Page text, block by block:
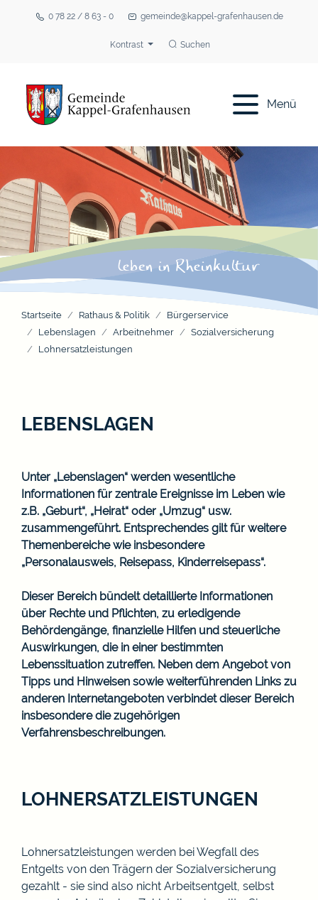
0 78 22 / 8 63 - 0 gemeinde@kappel-grafenhausen.de
Kontrast Suchen
Menü
Startseite Rathaus & Politik
Bürgerservice
Lebenslagen
Arbeitnehmer
Sozialversicherung
Lohnersatzleistungen
LEBENSLAGEN
Unter „Lebenslagen“ werden wesentliche
Informationen für zentrale Ereignisse im Leben wie
z.B. „Geburt“, „Heirat“ oder „Umzug“ usw.
zusammengeführt. Entsprechendes gilt für weitere
Themenbereiche wie insbesondere
„Personalausweis, Reisepass, Kinderreisepass“.
Dieser Bereich bündelt detaillierte Informationen
über Rechte und Pflichten, zu erledigende
Behördengänge, finanzielle Hilfen und steuerliche
Auswirkungen, die in einer bestimmten
Lebenssituation zutreffen. Neben dem Angebot von
Tipps und Hinweisen sowie weiterführenden Links zu
anderen Internetangeboten verbindet dieser Bereich
insbesondere die zugehörigen
Verfahrensbeschreibungen.
LOHNERSATZLEISTUNGEN
Lohnersatzleistungen werden bei Wegfall des
Entgelts von den Trägern der Sozialversicherung
gezahlt - sie sind also nicht Arbeitsentgelt, selbst